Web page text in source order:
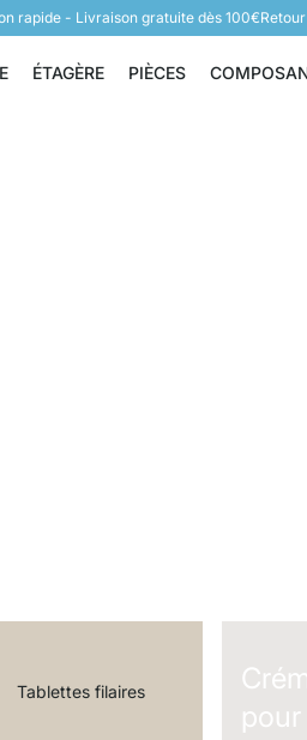
rapide - Livraison gratuite dès 100€
Étagère modulable
ÉTAGÈRE
Étagère
PIÈCES
Pièces
Tablettes filaires